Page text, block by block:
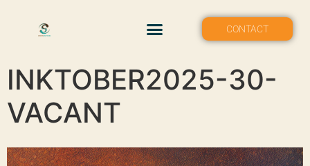
CONTACT
INKTOBER2025-30-
VACANT